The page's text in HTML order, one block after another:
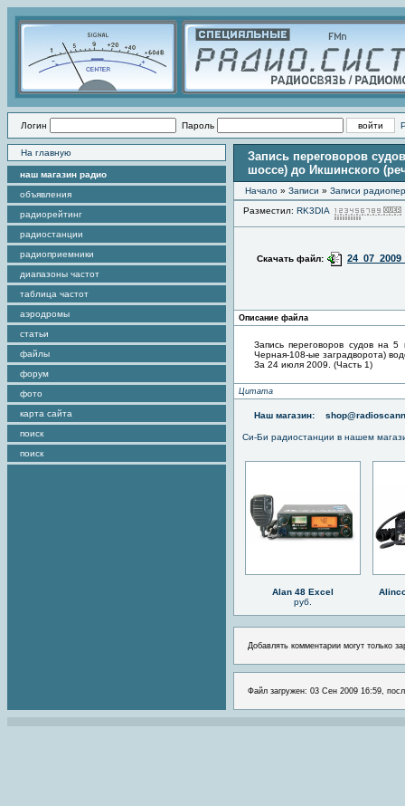
Логин Пароль
На главную
наш магазин радио
объявления
радиорейтинг
радиостанции
радиоприемники
диапазоны частот
таблица частот
аэродромы
статьи
файлы
форум
фото
карта сайта
поиск
поиск
Запись переговоров
шоссе) до Икшинского
Начало » Записи » Записи
Разместил: RK3DIA
Скачать файл:
Описание файла
Запись переговоров судов на
Черная-108-ые заградворота)
За 24 июля 2009. (Часть 1)
Цитата
Наш магазин:
Си-Би радиостанции в нашем
Alan 48 Excel
руб.
Добавлять комментарии могут только
Файл загружен: 03 Сен 2009 16:59,